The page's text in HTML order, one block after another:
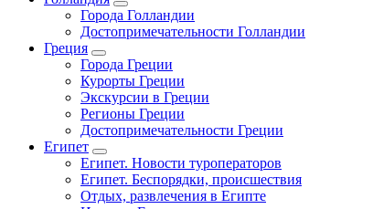
Города Голландии
Достопримечательности Голландии
Греция
Города Греции
Курорты Греции
Экскурсии в Греции
Регионы Греции
Достопримечательности Греции
Египет
Египет. Новости туроператоров
Египет. Беспорядки, происшествия
Отдых, развлечения в Египте